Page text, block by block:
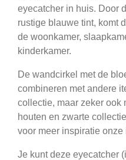
eyecatcher in huis. Door
rustige blauwe tint, komt
de woonkamer,
kinderkamer.
De wandcirkel met de
combineren met andere
collectie, maar zeker ook
houten en zwarte
voor meer inspiratie onze
Je kunt deze eyecatcher